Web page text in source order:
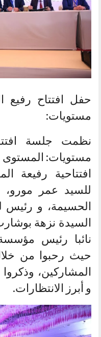
حفل افتتاح رفيع
مستويات:
نظمت جلسة
مستويات: المستوى
افتتاحية رفيعة
للسيد عمر
الحسيمة، و رئيس
السيدة نزهة
نائبا رئيس
حيث رحبوا من
المشاركين،
و أبرز الانتظارات.